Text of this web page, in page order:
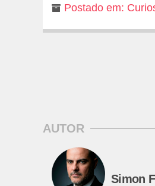
Postado em:
AUTOR
Simon